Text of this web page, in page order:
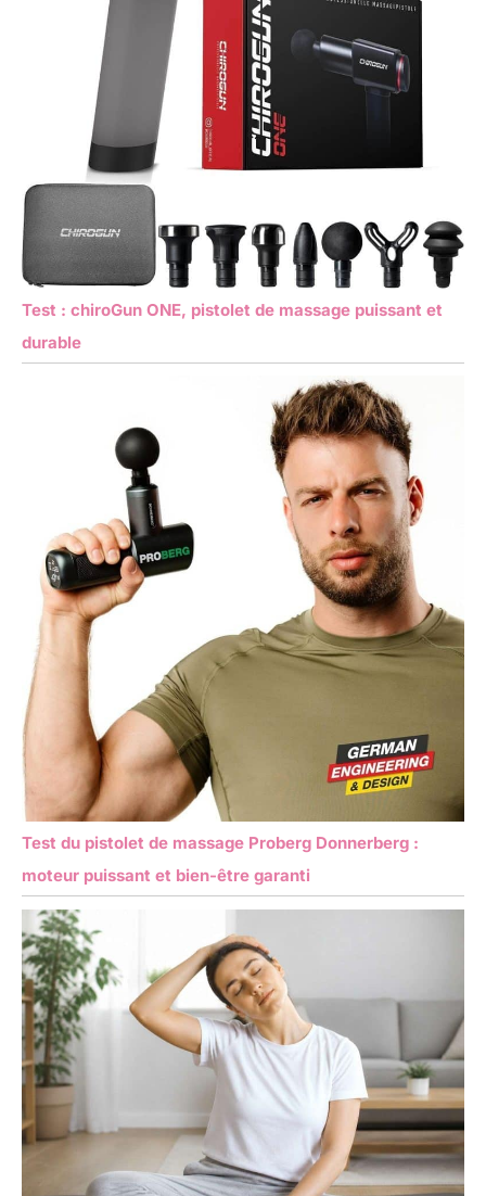
Test : chiroGun ONE, pistolet de massage puissant et
durable
Test du pistolet de massage Proberg Donnerberg :
moteur puissant et bien-être garanti